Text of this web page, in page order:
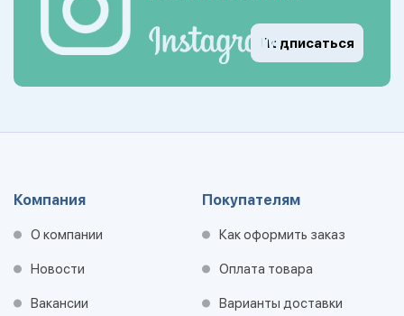
Подписаться
Компания
О компании
Новости
Вакансии
Покупателям
Как оформить заказ
Оплата товара
Варианты доставки